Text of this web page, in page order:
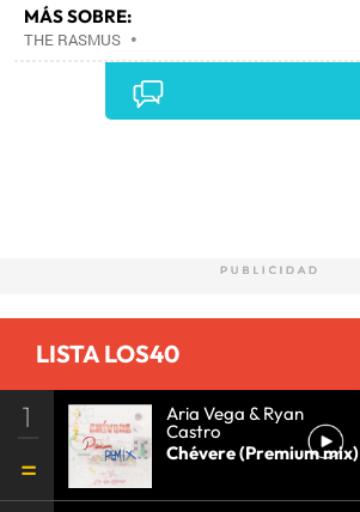
MÁS SOBRE:
THE RASMUS •
LISTA LOS40
1 Aria Vega & Ryan
Castro
Chévere (Premium mix)